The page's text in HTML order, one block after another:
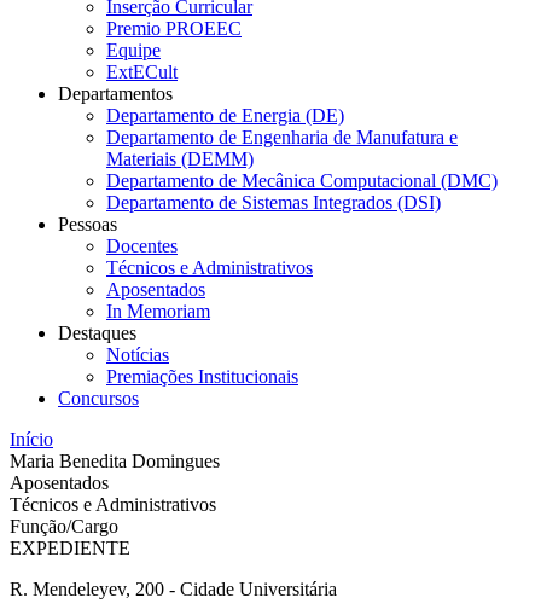
Inserção Curricular
Premio PROEEC
Equipe
ExtECult
Departamentos
Departamento de Energia (DE)
Departamento de Engenharia de Manufatura e
Materiais (DEMM)
Departamento de Mecânica Computacional (DMC)
Departamento de Sistemas Integrados (DSI)
Pessoas
Docentes
Técnicos e Administrativos
Aposentados
In Memoriam
Destaques
Notícias
Premiações Institucionais
Concursos
Início
Maria Benedita Domingues
Aposentados
Técnicos e Administrativos
Função/Cargo
EXPEDIENTE
R. Mendeleyev, 200 - Cidade Universitária